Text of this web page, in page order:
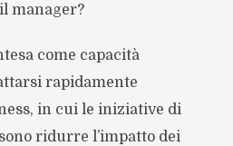
manager?
come capacità
rapidamente
in cui le iniziative di
ridurre l’impatto dei